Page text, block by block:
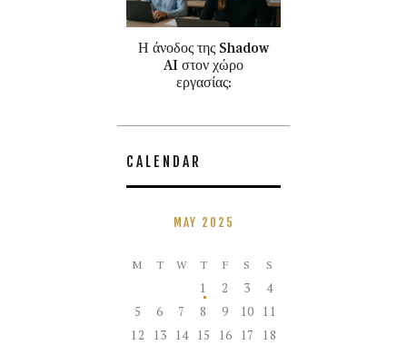
Η άνοδος της Shadow
AI στον χώρο
εργασίας:
CALENDAR
MAY 2025
M T W T F S S
1 2 3
4
5
6 7 8 9 10
11
12
13 14 15 16 17
18